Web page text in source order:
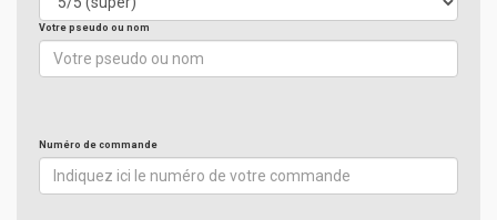
Votre pseudo ou nom
Numéro de commande